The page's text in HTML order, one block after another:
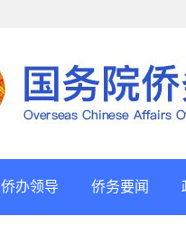
侨办领导 侨务要闻